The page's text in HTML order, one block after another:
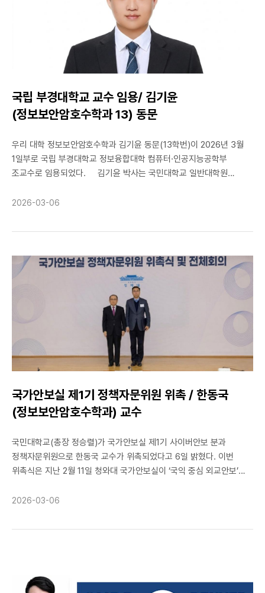
촉매 반응을 기반으로 6각 스피로 아자 사이클릭 옥신돌 구조를
효율적으로 합성할 수 있는 새로운 전략을 제시했다. 연구팀은 원팟
반응(one-pot)으로 진행되면서도 높은 부분입체선택성을 바탕으로
4-hydroxy 스피로 옥신돌 구조를 선택적으로 형성할 수 있음을
범위와 우수한 수율을 보였으며, 수소 결합 상호작용을 활용해 스피로
구조 형성 과정에서의 부분입체선택성을 정밀하게 제어할 수 있음을
입증했다 . 이번 성과는 복잡한 스피로 아자사이클릭 옥신돌 구조를
신속하고 선택적으로 합성할 수 있는 새로운 유기합성 전략을 제시한
다양한 분야에서 활용될 것으로 기대된다.
국립 부경대학교 교수 임용/ 김기윤
(정보보안암호수학과 13) 동문
우리 대학 정보보안암호수학과 김기윤 동문(13학번)이 2026년 3월
1일부로 국립 부경대학교 정보융합대학 컴퓨터·인공지능공학부
조교수로 임용되었다. 김기윤 박사는 국민대학교 일반대학원
취득하였으며, 김종성 교수의 지도 아래 디지털포렌식, 랜섬웨어 분석
연구를 수행하였다. 또한 SCI급 국제 학술 논문지 25여편을 비롯하여,
활동에서도 뛰어난 성과를 이어왔으며, 국제적으로 저명한
디지털포렌식 챌린지인 DFRWS Forensic Challenge (2018-2019)
에서 우승, 2020 암호분석경진대회 대상, 2024 국가암호공모전
최우수상 등 16개 공모전에서 우수한 성적으로 수상을 하였다. 더불어,
2024년 한국인터넷진흥원 원장상 우수신진연구자로 선정되고 부총리
겸 교육부장관 표창장을 받는 등 대외적으로도 우수한 연구 성과를
인정받았다. 이러한 학문적 성취를 바탕으로 대검찰청에서
디지털포렌식 분야의 실무 경험을 쌓은 후, 부경대학교에 임용되었다.
2026-03-06
국가안보실 제1기 정책자문위원 위촉 / 한동국
(정보보안암호수학과) 교수
국민대학교(총장 정승렬)가 국가안보실 제1기 사이버안보 분과
정책자문위원으로 한동국 교수가 위촉되었다고 6일 밝혔다. 이번
위촉식은 지난 2월 11일 청와대 국가안보실이 ‘국익 중심 외교안보’
영역뿐 아니라 해킹이나 개인정보 유출과 같이 기술 발달에 따라
정책자문위원회는 국방·외교·통일·경제안보·사이버안보·재난관리 등
다양한 도전에 대한 대응책 마련에도 큰 역할을 할 것”이라고
2026-03-06